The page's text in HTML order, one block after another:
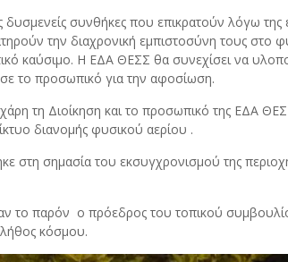
συνθήκες που επικρατούν λόγω της
την διαχρονική εμπιστοσύνη τους
καύσιμο. Η ΕΔΑ ΘΕΣΣ θα συνεχίσει να
το προσωπικό για την αφοσίωση.
τη Διοίκηση και το προσωπικό της ΕΔΑ
διανομής φυσικού αερίου .
σημασία του εκσυγχρονισμού της
παρόν ο πρόεδρος του τοπικού
κόσμου.